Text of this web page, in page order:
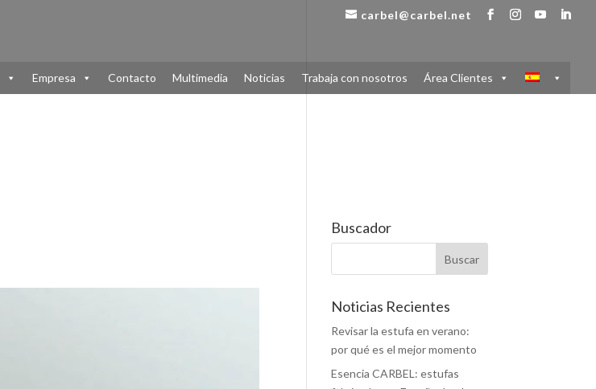
carbel@carbel.net
Empresa Contacto Multimedia Noticias Trabaja con nosotros Área Clientes
Buscador
Noticias Recientes
Revisar la estufa en verano:
por qué es el mejor momento
Esencia CARBEL: estufas